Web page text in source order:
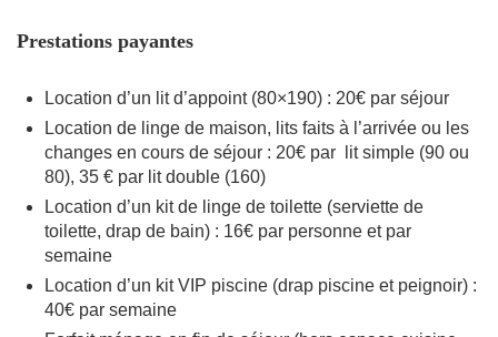
Prestations payantes
Location d’un lit d’appoint (80×190) : 20€ par séjour
Location de linge de maison, lits faits à l’arrivée ou les
changes en cours de séjour : 20€ par lit simple (90 ou
80), 35 € par lit double (160)
Location d’un kit de linge de toilette (serviette de
toilette, drap de bain) : 16€ par personne et par
semaine
Location d’un kit VIP piscine (drap piscine et peignoir) :
40€ par semaine